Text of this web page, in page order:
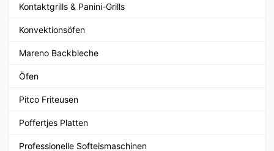
Kontaktgrills & Panini-Grills
Konvektionsöfen
Mareno Backbleche
Öfen
Pitco Friteusen
Poffertjes Platten
Professionelle Softeismaschinen